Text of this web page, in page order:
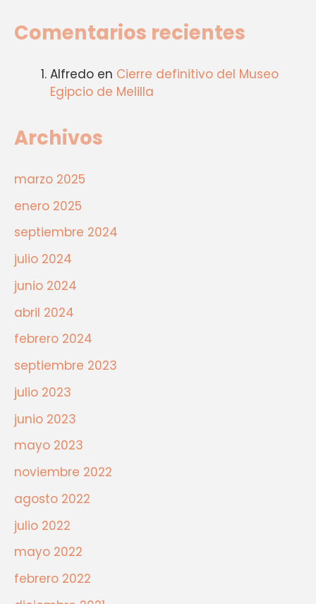
Comentarios recientes
Alfredo en Cierre definitivo del Museo
Egipcio de Melilla
Archivos
marzo 2025
enero 2025
septiembre 2024
julio 2024
junio 2024
abril 2024
febrero 2024
septiembre 2023
julio 2023
junio 2023
mayo 2023
noviembre 2022
agosto 2022
julio 2022
mayo 2022
febrero 2022